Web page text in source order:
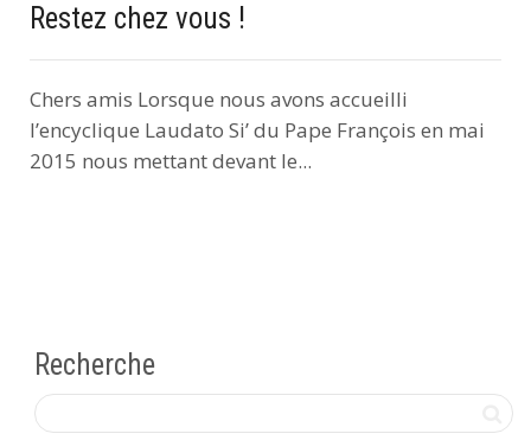
Restez chez vous !
Chers amis Lorsque nous avons accueilli
l’encyclique Laudato Si’ du Pape François en mai
2015 nous mettant devant le...
Recherche